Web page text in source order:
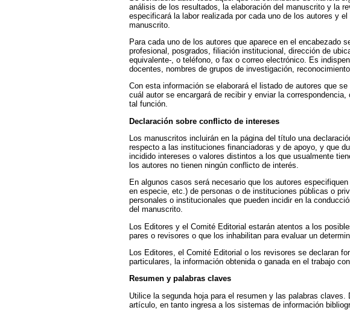
análisis de los resultados, la elaboración del manuscrito y la
especificará la labor realizada por cada uno de los autores y
manuscrito.
Para cada uno de los autores que aparece en el encabezado
profesional, posgrados, filiación institucional, dirección de
equivalente-, o teléfono, o fax o correo electrónico. Es
docentes, nombres de grupos de investigación,
Con esta información se elaborará el listado de autores que
cuál autor se encargará de recibir y enviar la
tal función.
Declaración sobre conflicto de intereses
Los manuscritos incluirán en la página del título una
respecto a las instituciones financiadoras y de apoyo, y que
incidido intereses o valores distintos a los que usualmente
los autores no tienen ningún conflicto de interés.
En algunos casos será necesario que los autores
en especie, etc.) de personas o de instituciones públicas o
personales o institucionales que pueden incidir en la
del manuscrito.
Los Editores y el Comité Editorial estarán atentos a los
pares o revisores o que los inhabilitan para evaluar un
Los Editores, el Comité Editorial o los revisores se declaran
particulares, la información obtenida o ganada en el trabajo
Resumen y palabras claves
Utilice la segunda hoja para el resumen y las palabras
artículo, en tanto ingresa a los sistemas de información